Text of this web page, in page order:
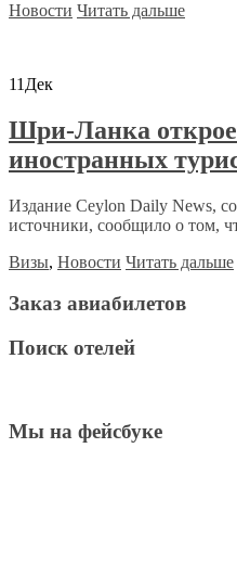
Новости Читать дальше
11 Дек
Шри-Ланка
иностранных
Издание Ceylon Daily News,
источники, сообщило о том,
Визы, Новости Читать дальше
Заказ авиабилетов
Поиск отелей
Мы на фейсбуке